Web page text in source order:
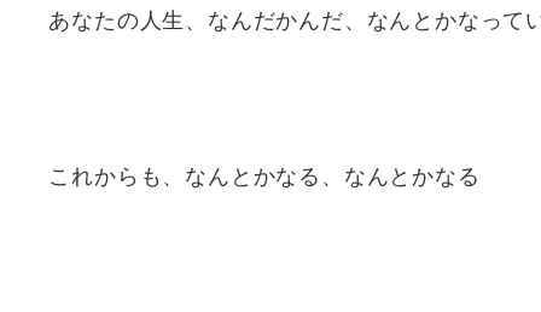
あなたの人生、なんだかんだ、なんとかなって
これからも、なんとかなる、なんとかなる